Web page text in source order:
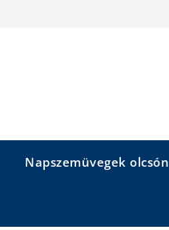
Napszemüvegek olcsón